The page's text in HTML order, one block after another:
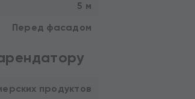
5 м
Перед фасадом
продуктов